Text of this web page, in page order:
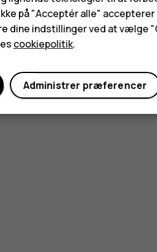
Ja Nej
på "Acceptér alle"
dine indstillinger ved at vælge
cookiepolitik.
Administrer præferencer